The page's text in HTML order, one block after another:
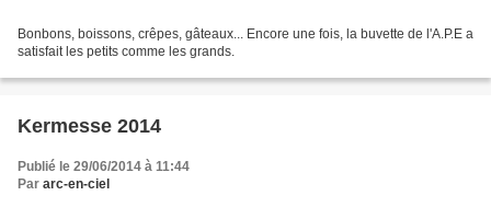
Bonbons, boissons, crêpes, gâteaux... Encore une fois, la buvette de l'A.P.E a
satisfait les petits comme les grands.
Kermesse 2014
Publié le 29/06/2014 à 11:44
Par arc-en-ciel